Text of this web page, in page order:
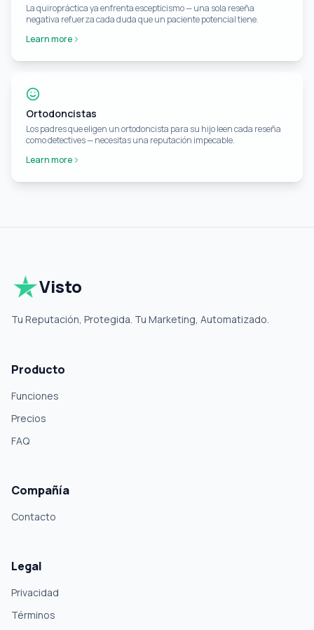
La quiropráctica ya enfrenta escepticismo — una sola reseña
negativa refuerza cada duda que un paciente potencial tiene.
Learn more
Ortodoncistas
Los padres que eligen un ortodoncista para su hijo leen cada reseña
como detectives — necesitas una reputación impecable.
Learn more
Visto
Tu Reputación, Protegida. Tu Marketing, Automatizado.
Producto
Funciones
Precios
FAQ
Compañía
Contacto
Legal
Privacidad
Términos